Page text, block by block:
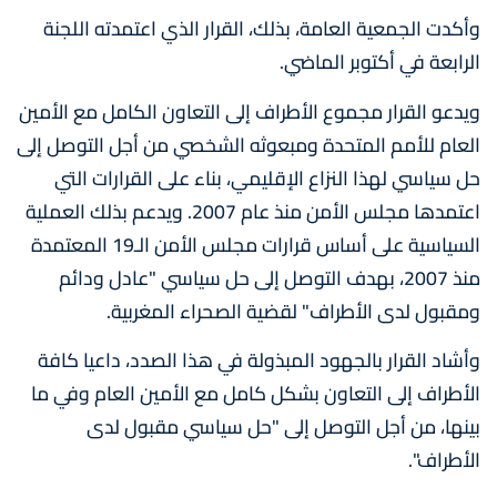
وأكدت الجمعية العامة، بذلك، القرار الذي اعتمدته اللجنة
الرابعة في أكتوبر الماضي.
ويدعو القرار مجموع الأطراف إلى التعاون الكامل مع الأمين
العام للأمم المتحدة ومبعوثه الشخصي من أجل التوصل إلى
حل سياسي لهذا النزاع الإقليمي، بناء على القرارات التي
اعتمدها مجلس الأمن منذ عام 2007. ويدعم بذلك العملية
السياسية على أساس قرارات مجلس الأمن الـ19 المعتمدة
منذ 2007، بهدف التوصل إلى حل سياسي "عادل ودائم
ومقبول لدى الأطراف" لقضية الصحراء المغربية.
وأشاد القرار بالجهود المبذولة في هذا الصدد، داعيا كافة
الأطراف إلى التعاون بشكل كامل مع الأمين العام وفي ما
بينها، من أجل التوصل إلى "حل سياسي مقبول لدى
الأطراف".